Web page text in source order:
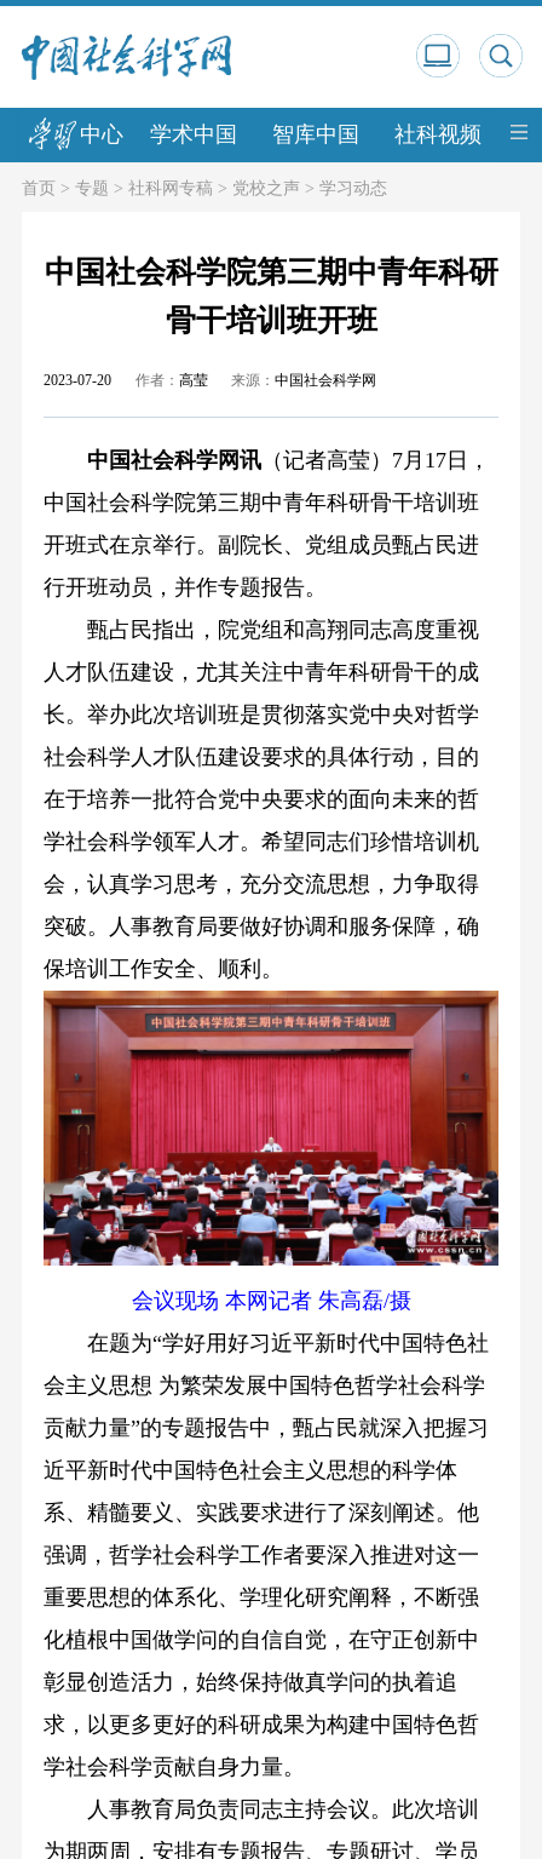
中心 学术中国 智库中国 社科视频 中
首页> 专题 > 社科网专稿> 党校之声> 学习动态
中国社会科学院第三期中青年科研
骨干培训班开班
2023-07-20 作者： 高莹 来源：中国社会科学网
中国社会科学网讯（记者高莹）7月17日，
中国社会科学院第三期中青年科研骨干培训班
开班式在京举行。副院长、党组成员甄占民进
行开班动员，并作专题报告。
甄占民指出，院党组和高翔同志高度重视
人才队伍建设，尤其关注中青年科研骨干的成
长。举办此次培训班是贯彻落实党中央对哲学
社会科学人才队伍建设要求的具体行动，目的
在于培养一批符合党中央要求的面向未来的哲
学社会科学领军人才。希望同志们珍惜培训机
会，认真学习思考，充分交流思想，力争取得
突破。人事教育局要做好协调和服务保障，确
保培训工作安全、顺利。
会议现场 本网记者 朱高磊/摄
在题为“学好用好习近平新时代中国特色社
会主义思想 为繁荣发展中国特色哲学社会科学
贡献力量”的专题报告中，甄占民就深入把握习
近平新时代中国特色社会主义思想的科学体
系、精髓要义、实践要求进行了深刻阐述。他
强调，哲学社会科学工作者要深入推进对这一
重要思想的体系化、学理化研究阐释，不断强
化植根中国做学问的自信自觉，在守正创新中
彰显创造活力，始终保持做真学问的执着追
求，以更多更好的科研成果为构建中国特色哲
学社会科学贡献自身力量。
人事教育局负责同志主持会议。此次培训
为期两周，安排有专题报告、专题研讨、学员